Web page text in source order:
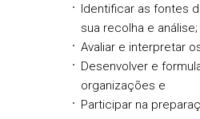
Identificar as fontes
sua recolha e análise;
Avaliar e interpretar
Desenvolver e
organizações e
Participar na